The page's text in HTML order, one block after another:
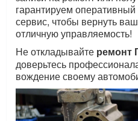
гарантируем
сервис, чтобы вернуть
отличную управляемость!
Не откладывайте ремонт
доверьтесь
вождение своему